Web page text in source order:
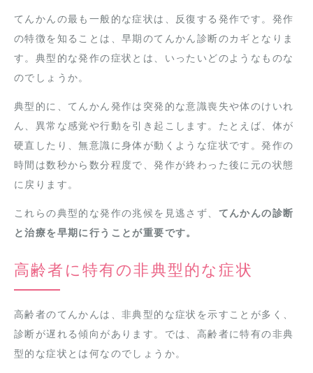
てんかんの最も一般的な症状は、反復する発作です。発作
の特徴を知ることは、早期のてんかん診断のカギとなりま
す。典型的な発作の症状とは、いったいどのようなものな
のでしょうか。
典型的に、てんかん発作は突発的な意識喪失や体のけいれ
ん、異常な感覚や行動を引き起こします。たとえば、体が
硬直したり、無意識に身体が動くような症状です。発作の
時間は数秒から数分程度で、発作が終わった後に元の状態
に戻ります。
これらの典型的な発作の兆候を見逃さず、 てんかんの診断
と治療を早期に行うことが重要です。
高齢者に特有の非典型的な症状
高齢者のてんかんは、非典型的な症状を示すことが多く、
診断が遅れる傾向があります。では、高齢者に特有の非典
型的な症状とは何なのでしょうか。